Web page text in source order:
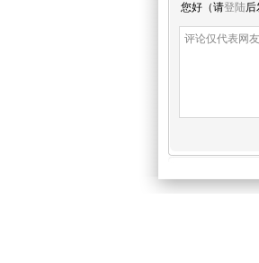
您好（请登陆后